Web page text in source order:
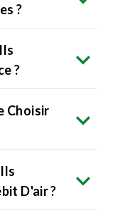
?
?
Choisir
D'air ?